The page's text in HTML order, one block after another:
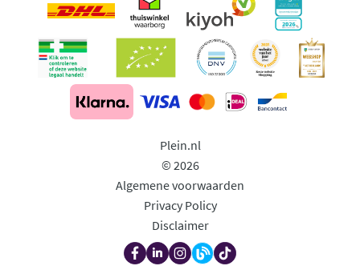
Plein.nl
© 2026
Algemene voorwaarden
Privacy Policy
Disclaimer